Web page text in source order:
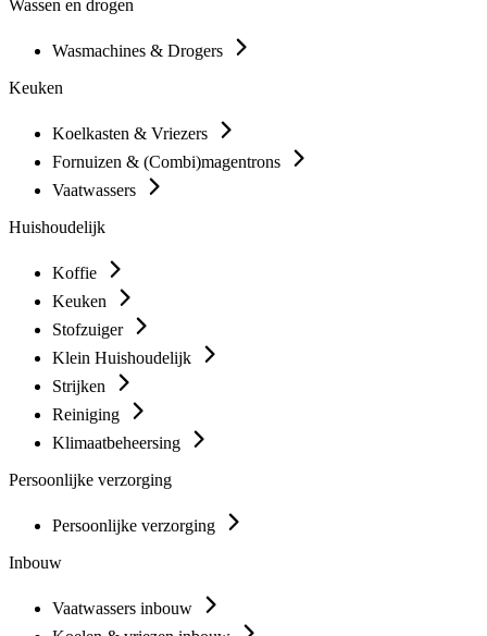
Wassen en drogen
Wasmachines & Drogers
Keuken
Koelkasten & Vriezers
Fornuizen & (Combi)magentrons
Vaatwassers
Huishoudelijk
Koffie
Keuken
Stofzuiger
Klein Huishoudelijk
Strijken
Reiniging
Klimaatbeheersing
Persoonlijke verzorging
Persoonlijke verzorging
Inbouw
Vaatwassers inbouw